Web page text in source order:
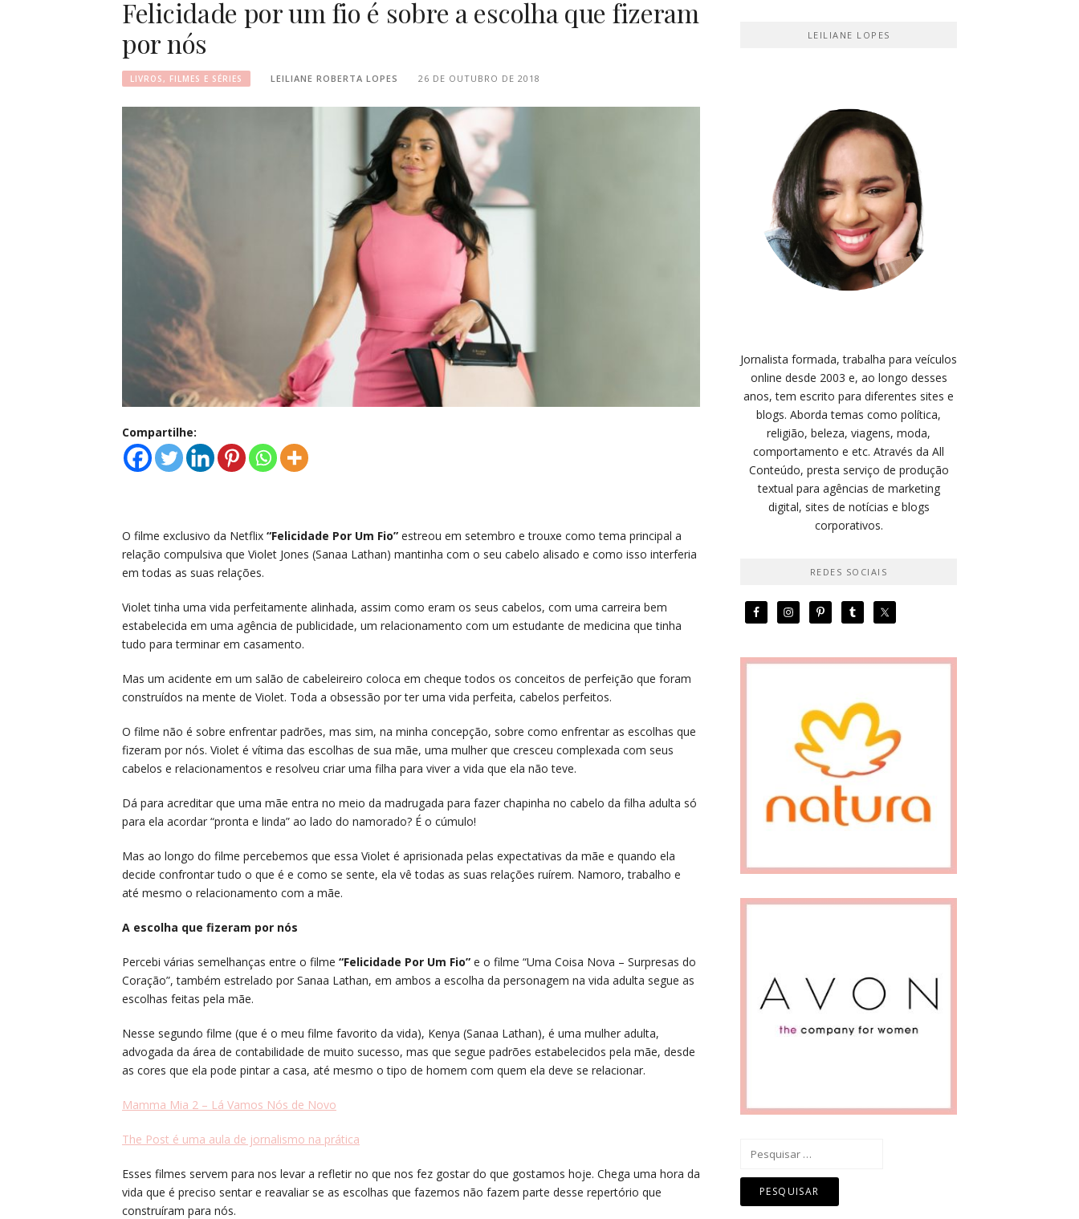
Felicidade por um fio é sobre a escolha que fizeram
por nós
LIVROS, FILMES E SÉRIES LEILIANE ROBERTA LOPES 26 DE OUTUBRO DE 2018
Compartilhe:
O filme exclusivo da Netflix “Felicidade Por Um Fio” estreou em setembro e trouxe como tema principal a
relação compulsiva que Violet Jones (Sanaa Lathan) mantinha com o seu cabelo alisado e como isso interferia
em todas as suas relações.
Violet tinha uma vida perfeitamente alinhada, assim como eram os seus cabelos, com uma carreira bem
estabelecida em uma agência de publicidade, um relacionamento com um estudante de medicina que tinha
tudo para terminar em casamento.
Mas um acidente em um salão de cabeleireiro coloca em cheque todos os conceitos de perfeição que foram
construídos na mente de Violet. Toda a obsessão por ter uma vida perfeita, cabelos perfeitos.
O filme não é sobre enfrentar padrões, mas sim, na minha concepção, sobre como enfrentar as escolhas que
fizeram por nós. Violet é vítima das escolhas de sua mãe, uma mulher que cresceu complexada com seus
cabelos e relacionamentos e resolveu criar uma filha para viver a vida que ela não teve.
Dá para acreditar que uma mãe entra no meio da madrugada para fazer chapinha no cabelo da filha adulta só
para ela acordar “pronta e linda” ao lado do namorado? É o cúmulo!
Mas ao longo do filme percebemos que essa Violet é aprisionada pelas expectativas da mãe e quando ela
decide confrontar tudo o que é e como se sente, ela vê todas as suas relações ruírem. Namoro, trabalho e
até mesmo o relacionamento com a mãe.
A escolha que fizeram por nós
Percebi várias semelhanças entre o filme “Felicidade Por Um Fio” e o filme “Uma Coisa Nova – Surpresas do
Coração”, também estrelado por Sanaa Lathan, em ambos a escolha da personagem na vida adulta segue as
escolhas feitas pela mãe.
Nesse segundo filme (que é o meu filme favorito da vida), Kenya (Sanaa Lathan), é uma mulher adulta,
advogada da área de contabilidade de muito sucesso, mas que segue padrões estabelecidos pela mãe, desde
as cores que ela pode pintar a casa, até mesmo o tipo de homem com quem ela deve se relacionar.
Mamma Mia 2 – Lá Vamos Nós de Novo
The Post é uma aula de jornalismo na prática
Esses filmes servem para nos levar a refletir no que nos fez gostar do que gostamos hoje. Chega uma hora da
vida que é preciso sentar e reavaliar se as escolhas que fazemos não fazem parte desse repertório que
construíram para nós.
LEILIANE LOPES
Jornalista formada, trabalha para veículos
online desde 2003 e, ao longo desses
anos, tem escrito para diferentes sites e
blogs. Aborda temas como política,
religião, beleza, viagens, moda,
comportamento e etc. Através da All
Conteúdo, presta serviço de produção
textual para agências de marketing
digital, sites de notícias e blogs
corporativos.
REDES SOCIAIS